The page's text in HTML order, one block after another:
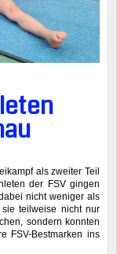
als zweiter Teil
der FSV gingen
nicht weniger als
teilweise nicht nur
sondern konnten
FSV-Bestmarken ins